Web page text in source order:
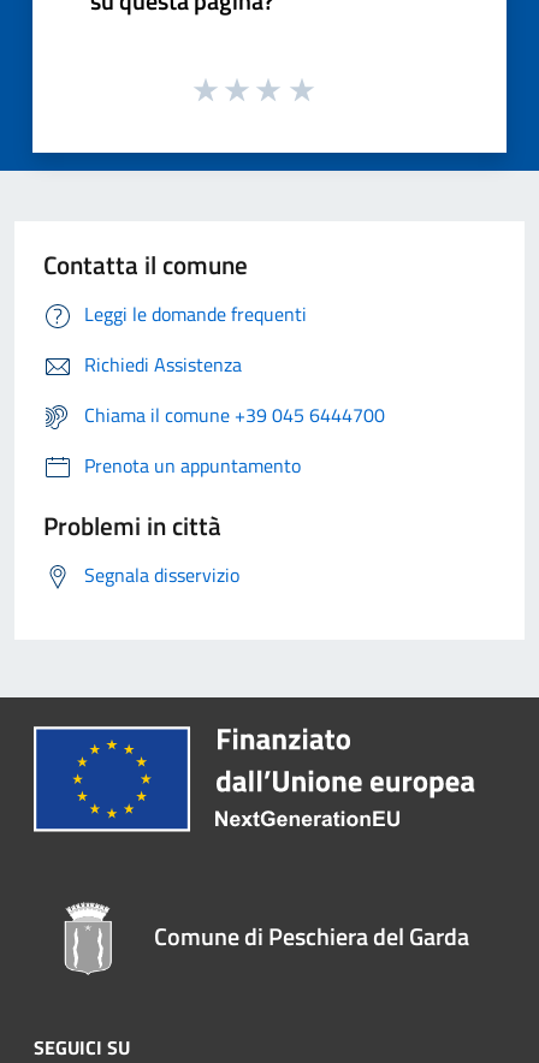
Contatta il comune
Leggi le domande frequenti
Richiedi Assistenza
Chiama il comune +39 045 6444700
Prenota un appuntamento
Problemi in città
Segnala disservizio
Comune di Peschiera del Garda
SEGUICI SU